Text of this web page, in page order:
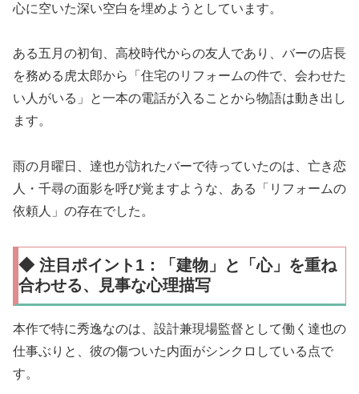
心に空いた深い空白を埋めようとしています。
ある五月の初旬、高校時代からの友人であり、バーの店長
を務める虎太郎から「住宅のリフォームの件で、会わせた
い人がいる」と一本の電話が入ることから物語は動き出し
ます。
雨の月曜日、達也が訪れたバーで待っていたのは、亡き恋
人・千尋の面影を呼び覚ますような、ある「リフォームの
依頼人」の存在でした。
◆ 注目ポイント1：「建物」と「心」を重ね
合わせる、見事な心理描写
本作で特に秀逸なのは、設計兼現場監督として働く達也の
仕事ぶりと、彼の傷ついた内面がシンクロしている点で
す。